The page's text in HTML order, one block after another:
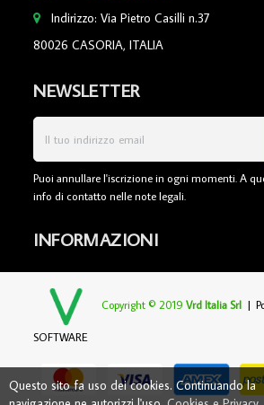
Indirizzo: Via Pietro Casilli n.37
80026 CASORIA, ITALIA
NEWSLETTER
Puoi annullare l'iscrizione in ogni momenti. A
info di contatto nelle note legali.
INFORMAZIONI
Copyright © 2019Vrd Italia Srl |
SOFTWARE
Questo sito fa uso dei cookies. Continuando la